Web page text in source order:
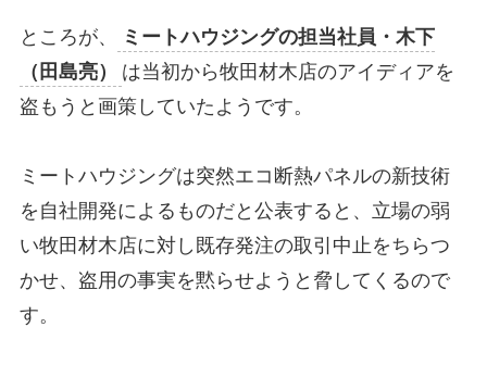
ところが、
ミートハウジングの担当社員・木下
（田島亮）
は当初から牧田材木店のアイディアを
盗もうと画策していたようです。
ミートハウジングは突然エコ断熱パネルの新技術
を自社開発によるものだと公表すると、立場の弱
い牧田材木店に対し既存発注の取引中止をちらつ
かせ、盗用の事実を黙らせようと脅してくるので
す。